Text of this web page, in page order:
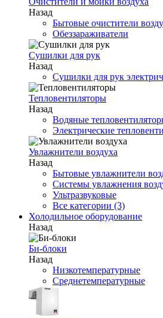
Назад
Бытовые очистители
Обеззараживатели
Сушилки для рук
Назад
Сушилки для рук
Тепловентиляторы
Назад
Водяные
Электрические
Увлажнители воздуха
Назад
Бытовые увлажнители
Системы увлажнения
Ультразвуковые
Все категории (3)
Холодильное оборудование
Назад
Би-блоки
Назад
Низкотемпературные
Среднетемпературные